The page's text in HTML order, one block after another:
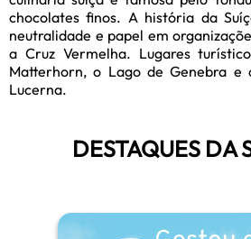
chocolates finos. A história da
neutralidade e papel em
a Cruz Vermelha. Lugares
Matterhorn, o Lago de Genebra e
Lucerna.
DESTAQUES DA